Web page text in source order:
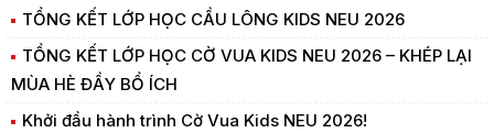
TỔNG KẾT LỚP HỌC CẦU LÔNG KIDS NEU 2026
TỔNG KẾT LỚP HỌC CỜ VUA KIDS NEU 2026 – KHÉP LẠI
MÙA HÈ ĐẦY BỔ ÍCH
Khởi đầu hành trình Cờ Vua Kids NEU 2026!